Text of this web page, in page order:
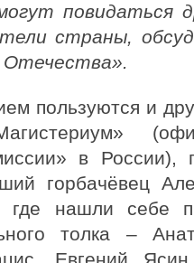
повидаться
страны,
пользуются и
в России),
горбачёвец
где нашли себе
толка –